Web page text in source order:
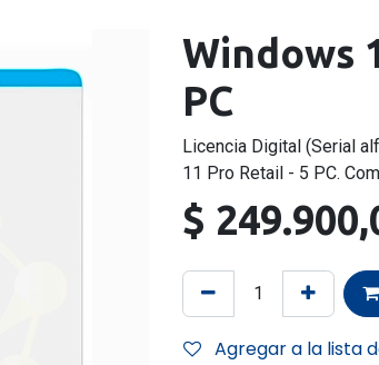
Windows
PC
Licencia Digital (Serial
11 Pro Retail - 5 PC.
$
Agregar a la lista